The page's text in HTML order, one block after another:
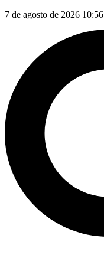
7 de agosto de 2026 10:56